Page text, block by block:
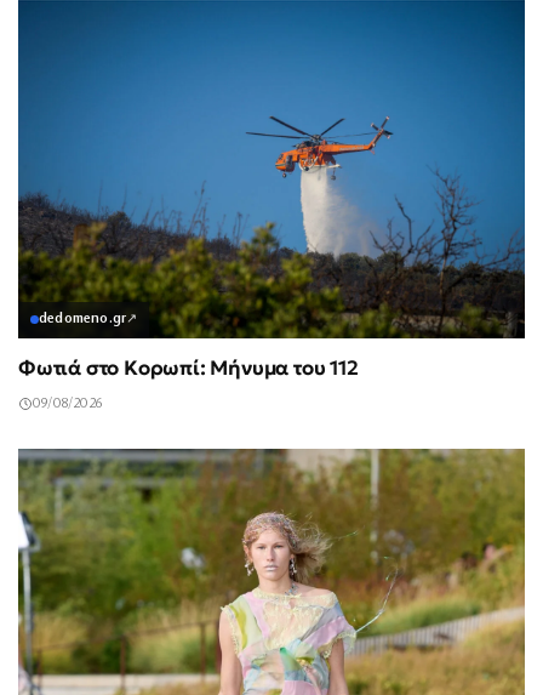
dedomeno.gr↗
Φωτιά στο Κορωπί: Μήνυμα του 112
09/08/2026